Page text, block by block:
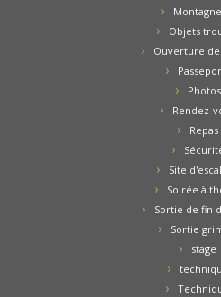
Objets
Ouverture de
Photos
Rendez-
Repas
Site
Soirée à
Sortie de fin
Sortie
stage